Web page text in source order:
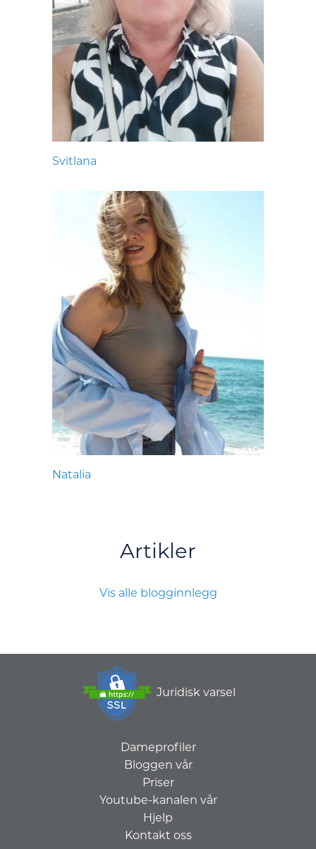
Svitlana
Natalia
Artikler
Vis alle blogginnlegg
Juridisk varsel
Dameprofiler
Bloggen vår
Priser
Youtube-kanalen vår
Hjelp
Kontakt oss